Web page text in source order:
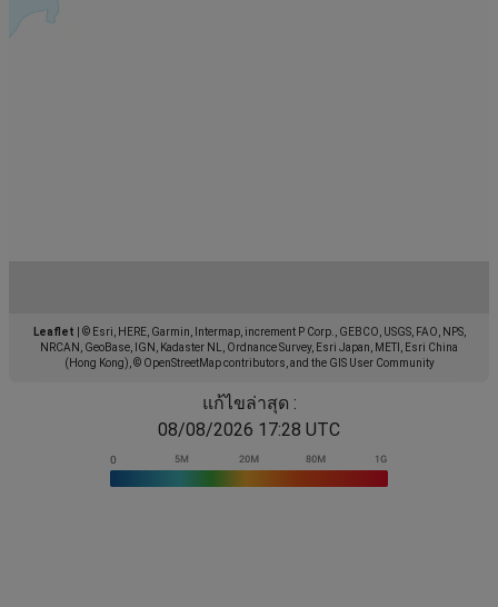
Leaflet
© Esri, HERE, Garmin, Intermap, increment P Corp., GEBCO, USGS, FAO, NPS,
NRCAN, GeoBase, IGN, Kadaster NL, Ordnance Survey, Esri Japan, METI, Esri China
(Hong Kong), © OpenStreetMap contributors, and the GIS User Community
แก้ไขล่าสุด :
08/08/2026 17:28 UTC